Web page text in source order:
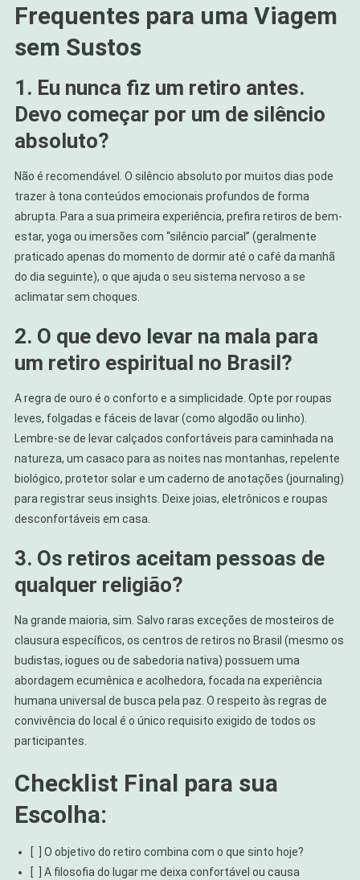
Frequentes para uma Viagem
sem Sustos
1. Eu nunca fiz um retiro antes.
Devo começar por um de silêncio
absoluto?
Não é recomendável. O silêncio absoluto por muitos dias pode
trazer à tona conteúdos emocionais profundos de forma
abrupta. Para a sua primeira experiência, prefira retiros de bem-
estar, yoga ou imersões com “silêncio parcial” (geralmente
praticado apenas do momento de dormir até o café da manhã
do dia seguinte), o que ajuda o seu sistema nervoso a se
aclimatar sem choques.
2. O que devo levar na mala para
um retiro espiritual no Brasil?
A regra de ouro é o conforto e a simplicidade. Opte por roupas
leves, folgadas e fáceis de lavar (como algodão ou linho).
Lembre-se de levar calçados confortáveis para caminhada na
natureza, um casaco para as noites nas montanhas, repelente
biológico, protetor solar e um caderno de anotações (journaling)
para registrar seus insights. Deixe joias, eletrônicos e roupas
desconfortáveis em casa.
3. Os retiros aceitam pessoas de
qualquer religião?
Na grande maioria, sim. Salvo raras exceções de mosteiros de
clausura específicos, os centros de retiros no Brasil (mesmo os
budistas, iogues ou de sabedoria nativa) possuem uma
abordagem ecumênica e acolhedora, focada na experiência
humana universal de busca pela paz. O respeito às regras de
convivência do local é o único requisito exigido de todos os
participantes.
Checklist Final para sua
Escolha:
[ ] O objetivo do retiro combina com o que sinto hoje?
[ ] A filosofia do lugar me deixa confortável ou causa